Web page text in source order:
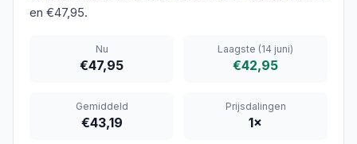
en €47,95.
Nu
€47,95
Laagste (14 juni)
€42,95
Gemiddeld
€43,19
Prijsdalingen
1×